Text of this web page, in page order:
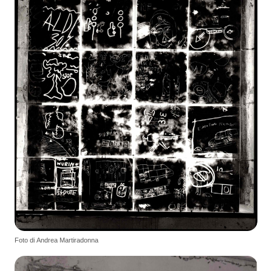
Foto di Andrea Martiradonna